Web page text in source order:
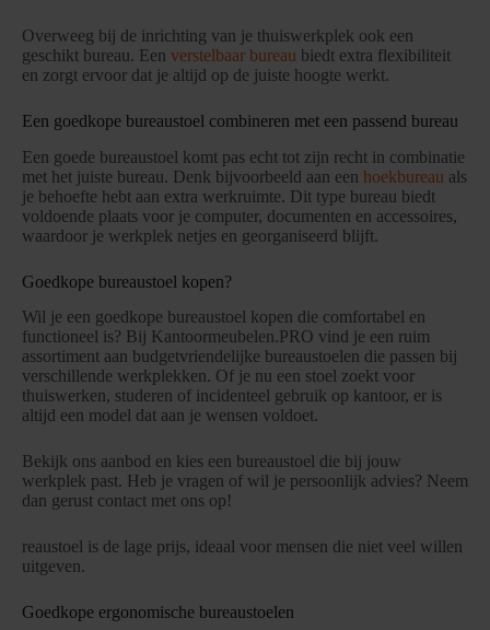
Overweeg bij de inrichting van je thuiswerkplek ook een
geschikt bureau. Een verstelbaar bureau biedt extra flexibiliteit
en zorgt ervoor dat je altijd op de juiste hoogte werkt.
Een goedkope bureaustoel combineren met een passend bureau
Een goede bureaustoel komt pas echt tot zijn recht in combinatie
met het juiste bureau. Denk bijvoorbeeld aan een hoekbureau als
je behoefte hebt aan extra werkruimte. Dit type bureau biedt
voldoende plaats voor je computer, documenten en accessoires,
waardoor je werkplek netjes en georganiseerd blijft.
Goedkope bureaustoel kopen?
Wil je een goedkope bureaustoel kopen die comfortabel en
functioneel is? Bij Kantoormeubelen.PRO vind je een ruim
assortiment aan budgetvriendelijke bureaustoelen die passen bij
verschillende werkplekken. Of je nu een stoel zoekt voor
thuiswerken, studeren of incidenteel gebruik op kantoor, er is
altijd een model dat aan je wensen voldoet.
Bekijk ons aanbod en kies een bureaustoel die bij jouw
werkplek past. Heb je vragen of wil je persoonlijk advies? Neem
dan gerust contact met ons op!
reaustoel is de lage prijs, ideaal voor mensen die niet veel willen
uitgeven.
Goedkope ergonomische bureaustoelen